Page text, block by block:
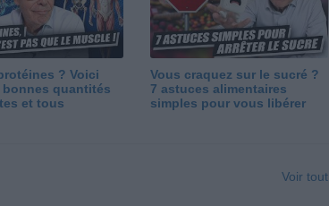
? Voici
quantités
et tous
Vous craquez sur le sucré ?
7 astuces alimentaires
simples pour vous libérer
Voir tout